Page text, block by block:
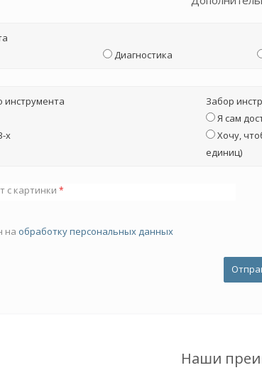
Диагностика
инструмента
х
Забор
Я сам
Хочу,
единиц)
с картинки *
на обработку персональных данных
Наши